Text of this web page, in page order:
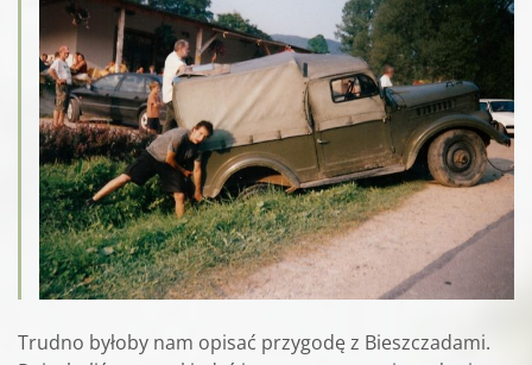
Trudno byłoby nam opisać przygodę z Bieszczadami.